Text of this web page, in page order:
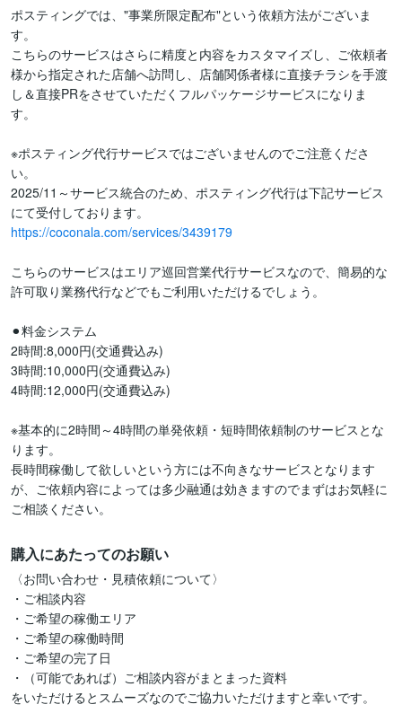
ポスティングでは、"事業所限定配布"という依頼方法がございま
す。
こちらのサービスはさらに精度と内容をカスタマイズし、ご依頼者
様から指定された店舗へ訪問し、店舗関係者様に直接チラシを手渡
し＆直接PRをさせていただくフルパッケージサービスになりま
す。
※ポスティング代行サービスではございませんのでご注意くださ
い。
2025/11～サービス統合のため、ポスティング代行は下記サービス
https://coconala.com/services/3439179
こちらのサービスはエリア巡回営業代行サービスなので、簡易的な
許可取り業務代行などでもご利用いただけるでしょう。
⚫︎料金システム
2時間:8,000円(交通費込み)
3時間:10,000円(交通費込み)
4時間:12,000円(交通費込み)
※基本的に2時間～4時間の単発依頼・短時間依頼制のサービスとな
ります。
長時間稼働して欲しいという方には不向きなサービスとなります
が、ご依頼内容によっては多少融通は効きますのでまずはお気軽に
購入にあたってのお願い
〈お問い合わせ・見積依頼について〉
・ご相談内容
・ご希望の稼働エリア
・ご希望の稼働時間
・ご希望の完了日
・（可能であれば）ご相談内容がまとまった資料
をいただけるとスムーズなのでご協力いただけますと幸いです。